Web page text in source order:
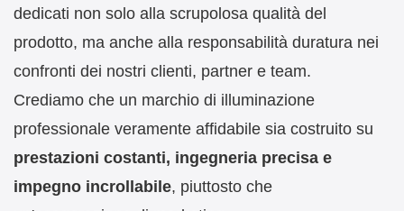
dedicati non solo alla scrupolosa qualità del
prodotto, ma anche alla responsabilità duratura nei
confronti dei nostri clienti, partner e team.
Crediamo che un marchio di illuminazione
professionale veramente affidabile sia costruito su
prestazioni costanti, ingegneria precisa e
impegno incrollabile, piuttosto che